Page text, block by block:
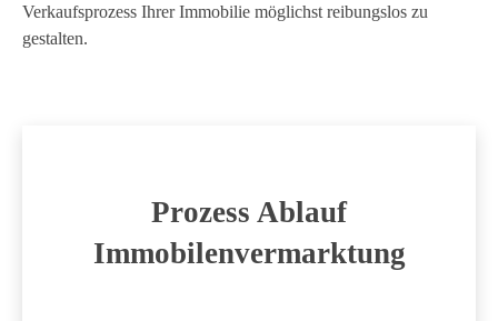
Verkaufsprozess Ihrer Immobilie möglichst reibungslos zu
gestalten.
Prozess Ablauf
Immobilenvermarktung